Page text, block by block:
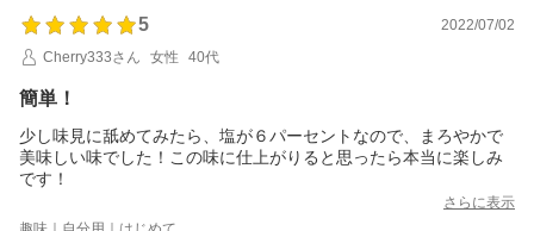
5
2022/07/02
Cherry333さん
女性 40代
簡単！
少し味見に舐めてみたら、塩が６パーセントなので、まろやかで
美味しい味でした！この味に仕上がりると思ったら本当に楽しみ
です！
さらに表示